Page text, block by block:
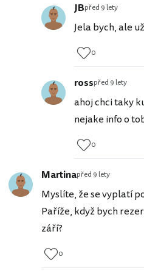
JBpřed 9 lety
Jela bych, ale
0
rosspřed 9 lety
ahoj chci taky
nejake info o
0
Martinapřed 9 lety
Myslíte, že se vyplatí
Paříže, když bych
září?
0